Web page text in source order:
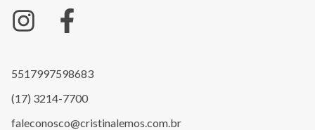
5517997598683
(17) 3214-7700
faleconosco@cristinalemos.com.br